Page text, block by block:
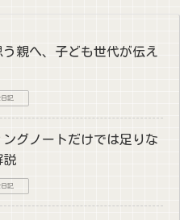
親へ、子ども世代が伝え
記
グノートだけでは足りな
説
記